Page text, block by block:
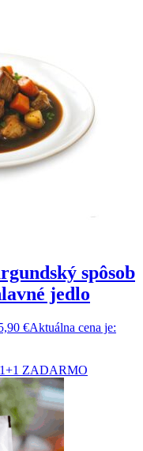
spôsob
jedlo
€Aktuálna cena je: